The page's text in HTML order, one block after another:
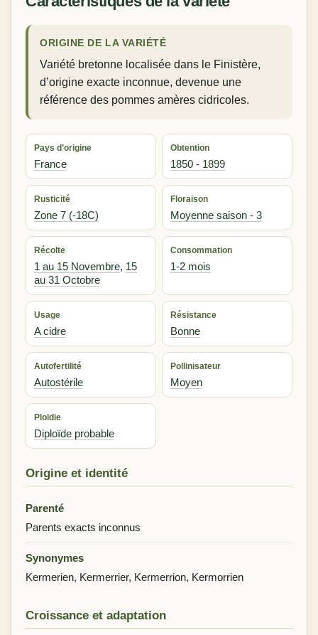
ORIGINE DE LA VARIÉTÉ
Variété bretonne localisée dans le Finistère,
d’origine exacte inconnue, devenue une
référence des pommes amères cidricoles.
Pays d’origine
France
Obtention
1850 - 1899
Rusticité
Zone 7 (-18C)
Floraison
Moyenne saison - 3
Récolte
1 au 15 Novembre, 15
au 31 Octobre
Consommation
1-2 mois
Usage
A cidre
Résistance
Bonne
Autofertilité
Autostérile
Pollinisateur
Moyen
Ploïdie
Diploïde probable
Origine et identité
Parenté
Parents exacts inconnus
Synonymes
Kermerien, Kermerrier, Kermerrion, Kermorrien
Croissance et adaptation